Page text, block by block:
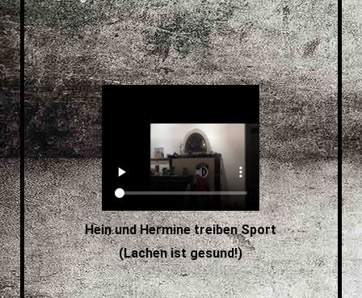
Hein und Hermine treiben Sport
(Lachen ist gesund!)